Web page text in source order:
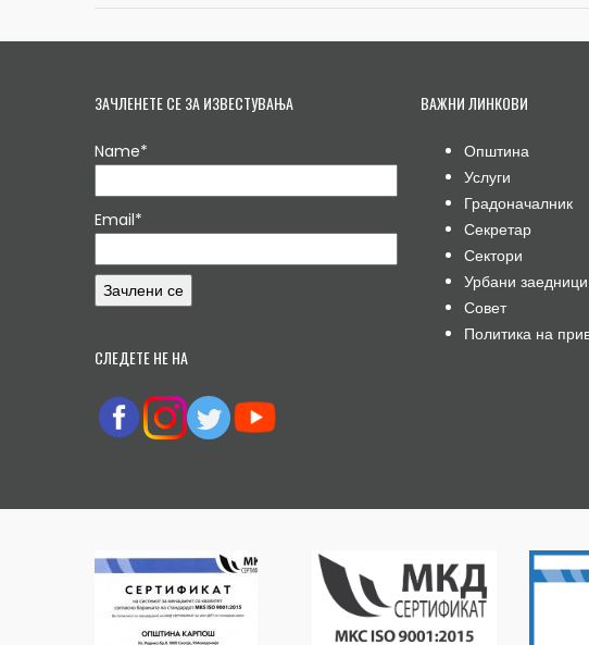
ЗАЧЛЕНЕТЕ СЕ ЗА ИЗВЕСТУВАЊА
Name*
Email*
СЛЕДЕТЕ НЕ НА
ВАЖНИ ЛИНКОВИ
Општина
Услуги
Градоначалник
Секретар
Сектори
Урбани заедници
Совет
Политика на